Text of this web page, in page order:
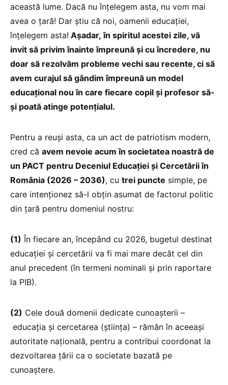
această lume. Dacă nu înțelegem asta, nu vom mai
avea o țară! Dar știu că noi, oamenii educației,
înțelegem asta! Așadar, în spiritul acestei zile, vă
invit să privim înainte împreună și cu încredere, nu
doar să rezolvăm probleme vechi sau recente, ci să
avem curajul să gândim împreună un model
educațional nou în care fiecare copil și profesor să-
și poată atinge potențialul.
Pentru a reuși asta, ca un act de patriotism modern,
cred că avem nevoie acum în societatea noastră de
un PACT pentru Deceniul Educației și Cercetării în
România (2026 – 2036), cu trei puncte simple, pe
care intenționez să-l obțin asumat de factorul politic
din țară pentru domeniul nostru:
(1) În fiecare an, începând cu 2026, bugetul destinat
educației și cercetării va fi mai mare decât cel din
anul precedent (în termeni nominali și prin raportare
la PIB).
(2) Cele două domenii dedicate cunoașterii –
educația și cercetarea (știința) – rămân în aceeași
autoritate națională, pentru a contribui coordonat la
dezvoltarea țării ca o societate bazată pe
cunoaștere.